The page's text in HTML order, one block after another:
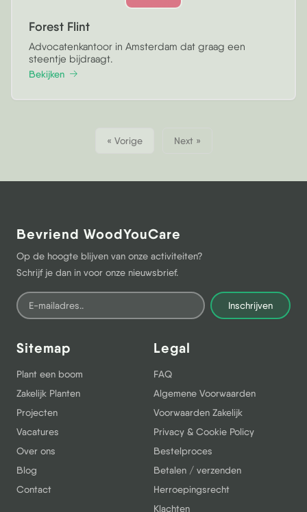
Forest Flint
Advocatenkantoor in Amsterdam dat graag een
steentje bijdraagt.
Bekijken
« Vorige Next »
Bevriend WoodYouCare
Op de hoogte blijven van onze activiteiten?
Schrijf je dan in voor onze nieuwsbrief.
Inschrijven
Sitemap
Plant een boom
Zakelijk Planten
Projecten
Vacatures
Over ons
Blog
Contact
Legal
FAQ
Algemene Voorwaarden
Voorwaarden Zakelijk
Privacy & Cookie Policy
Bestelproces
Betalen / verzenden
Herroepingsrecht
Klachten